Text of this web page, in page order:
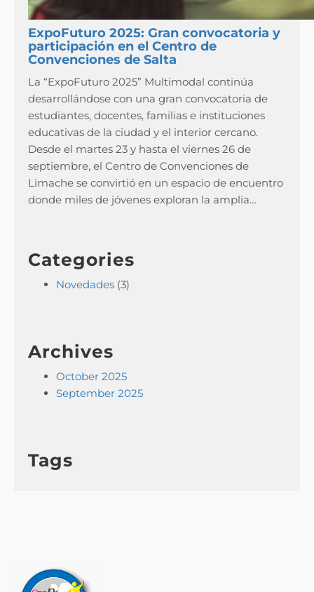
ExpoFuturo 2025: Gran convocatoria y
participación en el Centro de
Convenciones de Salta
La “ExpoFuturo 2025” Multimodal continúa
desarrollándose con una gran convocatoria de
estudiantes, docentes, familias e instituciones
educativas de la ciudad y el interior cercano.
Desde el martes 23 y hasta el viernes 26 de
septiembre, el Centro de Convenciones de
Limache se convirtió en un espacio de encuentro
donde miles de jóvenes exploran la amplia…
Categories
Novedades (3)
Archives
October 2025
September 2025
Tags